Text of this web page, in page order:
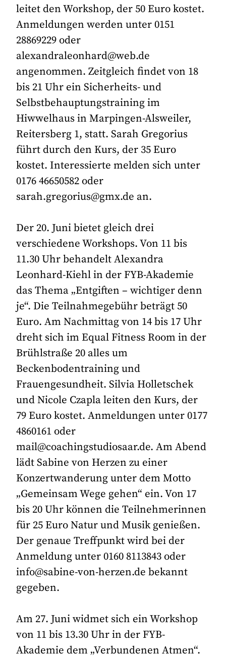
leitet den Workshop, der 50 Euro kostet.
Anmeldungen werden unter 0151
28869229 oder
alexandraleonhard@web.de
angenommen. Zeitgleich findet von 18
bis 21 Uhr ein Sicherheits- und
Selbstbehauptungstraining im
Hiwwelhaus in Marpingen-Alsweiler,
Reitersberg 1, statt. Sarah Gregorius
führt durch den Kurs, der 35 Euro
kostet. Interessierte melden sich unter
0176 46650582 oder
sarah.gregorius@gmx.de an.
Der 20. Juni bietet gleich drei
verschiedene Workshops. Von 11 bis
11.30 Uhr behandelt Alexandra
Leonhard-Kiehl in der FYB-Akademie
das Thema „Entgiften – wichtiger denn
je“. Die Teilnahmegebühr beträgt 50
Euro. Am Nachmittag von 14 bis 17 Uhr
dreht sich im Equal Fitness Room in der
Brühlstraße 20 alles um
Beckenbodentraining und
Frauengesundheit. Silvia Holletschek
und Nicole Czapla leiten den Kurs, der
79 Euro kostet. Anmeldungen unter 0177
4860161 oder
mail@coachingstudiosaar.de. Am Abend
lädt Sabine von Herzen zu einer
Konzertwanderung unter dem Motto
„Gemeinsam Wege gehen“ ein. Von 17
bis 20 Uhr können die Teilnehmerinnen
für 25 Euro Natur und Musik genießen.
Der genaue Treffpunkt wird bei der
Anmeldung unter 0160 8113843 oder
info@sabine-von-herzen.de bekannt
gegeben.
Am 27. Juni widmet sich ein Workshop
von 11 bis 13.30 Uhr in der FYB-
Akademie dem „Verbundenen Atmen“.